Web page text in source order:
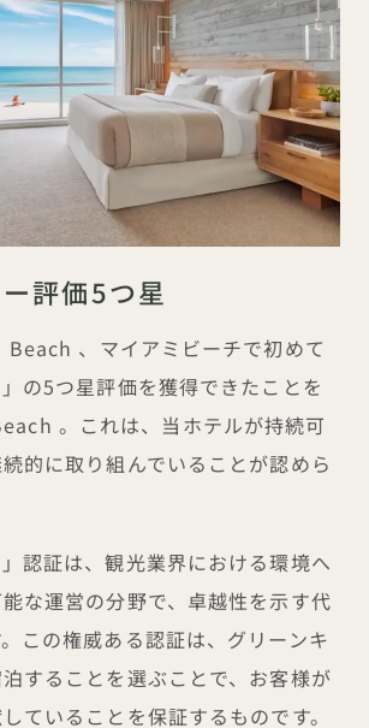
評価5つ星
、マイアミビーチで初めて
」の5つ星評価を獲得できたことを
。これは、当ホテルが持続可
的に取り組んでいることが認めら
」認証は、観光業界における環境へ
な運営の分野で、卓越性を示す代
この権威ある認証は、グリーンキ
することを選ぶことで、お客様が
ていることを保証するものです。